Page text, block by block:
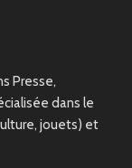
Presse,
dans le
jouets) et